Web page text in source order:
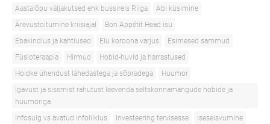
Aastalõpu väljakutsed ehk bussireis Riiga
Abi küsimine
Ärevustoitumine kriisiajal
Bon Appétit Head isu
Ebakindlus ja kahtlused
Elu koroona varjus
Esimesed sammud
Füsioteraapia
Hirmud
Hobid-huvid ja harrastused
Hoidke ühendust lähedastega ja sõpradega
Huumor
Igavust ja sisemist rahutust leevenda seltskonnamängude hobide ja
huumoriga
Infosulg vs avatud infoliiklus
Investeering tervisesse
Iseseisvumine